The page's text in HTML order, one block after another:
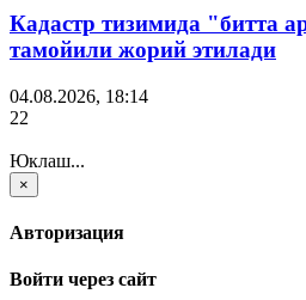
Кадастр тизимида "битта
тамойили жорий этилади
04.08.2026, 18:14
22
Юклаш...
×
Авторизация
Войти через сайт